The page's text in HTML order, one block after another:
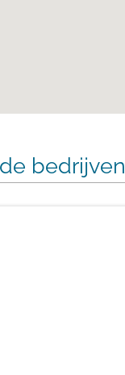
bedrijven